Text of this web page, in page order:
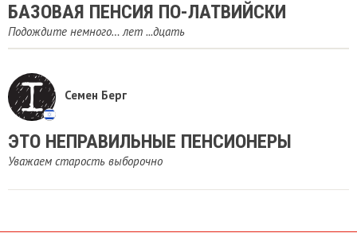
БАЗОВАЯ ПЕНСИЯ ПО-ЛАТВИЙСКИ
Подождите немного… лет ...дцать
Семен Берг
ЭТО НЕПРАВИЛЬНЫЕ ПЕНСИОНЕРЫ
Уважаем старость выборочно